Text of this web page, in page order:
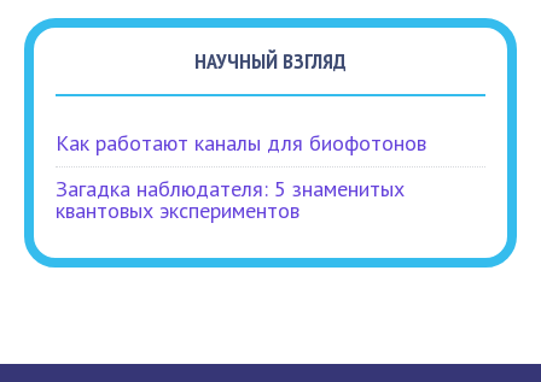
НАУЧНЫЙ ВЗГЛЯД
Как работают каналы для биофотонов
Загадка наблюдателя: 5 знаменитых
квантовых экспериментов